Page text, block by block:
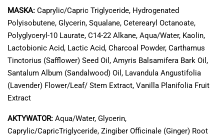
MASKA: Caprylic/Capric Triglyceride, Hydrogenated
Polyisobutene, Glycerin, Squalane, Ceterearyl Octanoate,
Polyglyceryl-10 Laurate, C14-22 Alkane, Aqua/Water, Kaolin,
Lactobionic Acid, Lactic Acid, Charcoal Powder, Carthamus
Tinctorius (Safflower) Seed Oil, Amyris Balsamifera Bark Oil,
Santalum Album (Sandalwood) Oil, Lavandula Angustifolia
(Lavender) Flower/Leaf/ Stem Extract, Vanilla Planifolia Fruit
Extract
AKTYWATOR: Aqua/Water, Glycerin,
Caprylic/CapricTriglyceride, Zingiber Officinale (Ginger) Root